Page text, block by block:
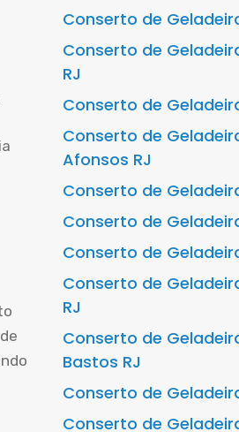
Conserto de
Conserto de
RJ
Conserto de
Conserto de
Afonsos RJ
Conserto de
Conserto de
Conserto de
Conserto de
RJ
Conserto de
Bastos RJ
Conserto de
Conserto de